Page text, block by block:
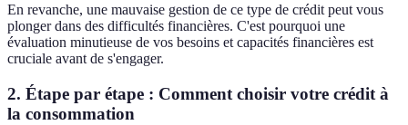
En revanche, une mauvaise gestion de ce type de crédit peut vous
plonger dans des difficultés financières. C'est pourquoi une
évaluation minutieuse de vos besoins et capacités financières est
cruciale avant de s'engager.
2. Étape par étape : Comment choisir votre crédit à
la consommation